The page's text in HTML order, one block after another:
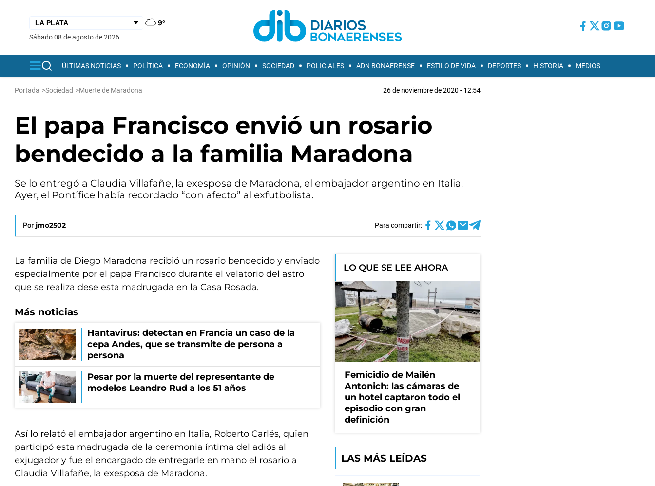
9°
sábado 08 de agosto de 2026
ÚLTIMAS NOTICIAS POLÍTICA ECONOMÍA OPINIÓN SOCIEDAD POLICIALES ADN BONAERENSE ESTILO DE VIDA DEPORTES HISTORIA MEDIOS
Portada >Sociedad >Muerte de Maradona 26 de noviembre de 2020 - 12:54
El papa Francisco envió un rosario
bendecido a la familia Maradona
Se lo entregó a Claudia Villafañe, la exesposa de Maradona, el embajador argentino en Italia.
Ayer, el Pontífice había recordado “con afecto” al exfutbolista.
Por jmo2502 Para compartir:
La familia de Diego Maradona recibió un rosario bendecido y enviado
especialmente por el papa Francisco durante el velatorio del astro
que se realiza dese esta madrugada en la Casa Rosada.
Más noticias
Hantavirus: detectan en Francia un caso de la
cepa Andes, que se transmite de persona a
persona
Pesar por la muerte del representante de
modelos Leandro Rud a los 51 años
Así lo relató el embajador argentino en Italia, Roberto Carlés, quien
participó esta madrugada de la ceremonia íntima del adiós al
exjugador y fue el encargado de entregarle en mano el rosario a
Claudia Villafañe, la exesposa de Maradona.
LO QUE SE LEE AHORA
Femicidio de Mailén
Antonich: las cámaras de
un hotel captaron todo el
episodio con gran
definición
LAS MÁS LEÍDAS